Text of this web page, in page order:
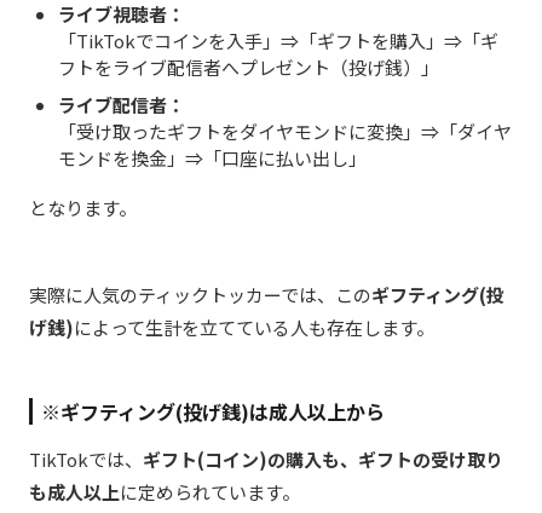
ライブ視聴者：
「TikTokでコインを入手」⇒「ギフトを購入」⇒「ギ
フトをライブ配信者へプレゼント（投げ銭）」
ライブ配信者：
「受け取ったギフトをダイヤモンドに変換」⇒「ダイヤ
モンドを換金」⇒「口座に払い出し」
となります。
実際に人気のティックトッカーでは、このギフティング(投
げ銭)によって生計を立てている人も存在します。
※ギフティング(投げ銭)は成人以上から
TikTokでは、 ギフト(コイン)の購入も、ギフトの受け取り
も成人以上に定められています。